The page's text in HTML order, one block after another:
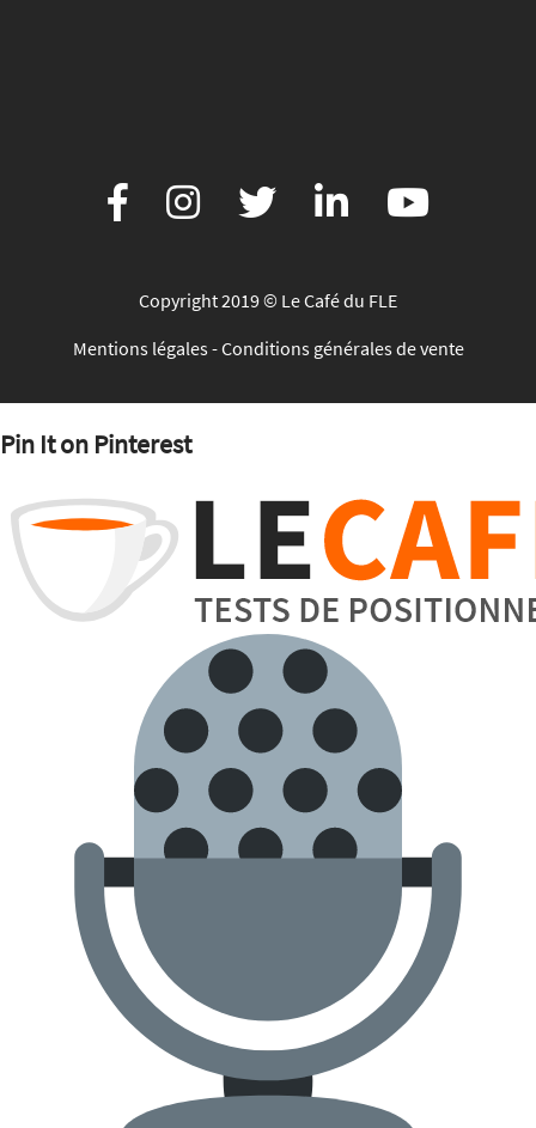
Copyright 2019 © Le Café du FLE
Mentions légales-Conditions générales de vente
Pin It on Pinterest